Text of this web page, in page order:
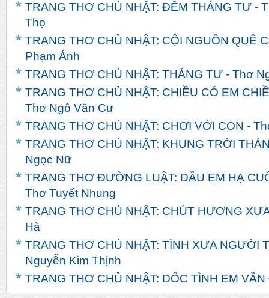
TRANG THƠ CHỦ NHẬT: ĐÊM THÁNG TƯ -
Thọ
TRANG THƠ CHỦ NHẬT: CỘI NGUỒN QUÊ
Phạm Ánh
TRANG THƠ CHỦ NHẬT: THÁNG TƯ - Thơ
TRANG THƠ CHỦ NHẬT: CHIỀU CÓ EM
Thơ Ngô Văn Cư
TRANG THƠ CHỦ NHẬT: CHƠI VỚI CON -
TRANG THƠ CHỦ NHẬT: KHUNG TRỜI
Ngọc Nữ
TRANG THƠ ĐƯỜNG LUẬT: DẪU EM HẠ
Thơ Tuyết Nhung
TRANG THƠ CHỦ NHẬT: CHÚT HƯƠNG
Hà
TRANG THƠ CHỦ NHẬT: TÌNH XƯA NGƯỜI
Nguyễn Kim Thịnh
TRANG THƠ CHỦ NHẬT: DỐC TÌNH EM